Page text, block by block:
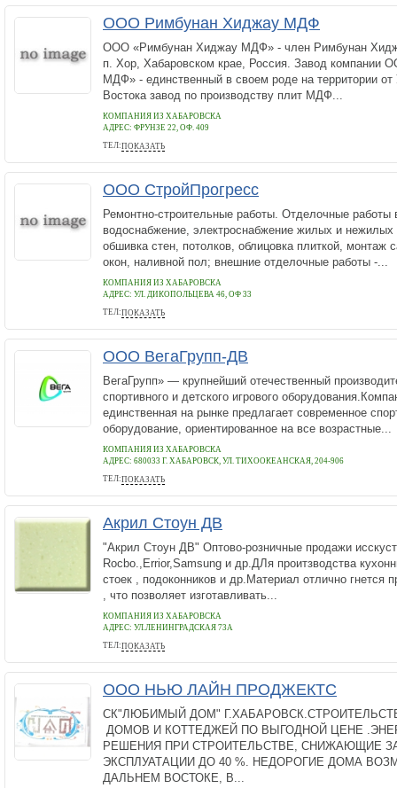
ООО Римбунан Хиджау МДФ
ООО «Римбунан Хиджау МДФ» - член Римбунан
п. Хор, Хабаровском крае, Россия. Завод компании
МДФ» - единственный в своем роде на территории от
Востока завод по производству плит МДФ...
КОМПАНИЯ ИЗ ХАБАРОВСКА
АДРЕС: ФРУНЗЕ 22, ОФ. 409
ТЕЛ:ПОКАЗАТЬ
75-55-66
ООО СтройПрогресс
Ремонтно-строительные работы. Отделочные работы
водоснабжение, электроснабжение жилых и
обшивка стен, потолков, облицовка плиткой, монтаж
окон, наливной пол; внешние отделочные работы -...
КОМПАНИЯ ИЗ ХАБАРОВСКА
АДРЕС: УЛ. ДИКОПОЛЬЦЕВА 46, ОФ 33
ТЕЛ:ПОКАЗАТЬ
8(4212) 91-07-06, 77-55-85
ООО ВегаГрупп-ДВ
ВегаГрупп» — крупнейший отечественный
спортивного и детского игрового
единственная на рынке предлагает современное
оборудование, ориентированное на все возрастные...
КОМПАНИЯ ИЗ ХАБАРОВСКА
АДРЕС: 680033 Г. ХАБАРОВСК, УЛ. ТИХООКЕАНСКАЯ, 204-906
ТЕЛ:ПОКАЗАТЬ
+7(4212)621148
Акрил Стоун ДВ
"Акрил Стоун ДВ" Оптово-розничные продажи
Rocbo.,Errior,Samsung и др.ДЛя проитзводства
стоек , подоконников и др.Материал отлично гнется
, что позволяет изготавливать...
КОМПАНИЯ ИЗ ХАБАРОВСКА
АДРЕС: УЛ.ЛЕНИНГРАДСКАЯ 73А
ТЕЛ:ПОКАЗАТЬ
(4212)-777-970
ООО НЬЮ ЛАЙН ПРОДЖЕКТС
СК"ЛЮБИМЫЙ ДОМ"
ДОМОВ И КОТТЕДЖЕЙ ПО ВЫГОДНОЙ ЦЕНЕ
РЕШЕНИЯ ПРИ СТРОИТЕЛЬСТВЕ, СНИЖАЮЩИЕ
ЭКСПЛУАТАЦИИ ДО 40 %. НЕДОРОГИЕ ДОМА
ДАЛЬНЕМ ВОСТОКЕ, В...